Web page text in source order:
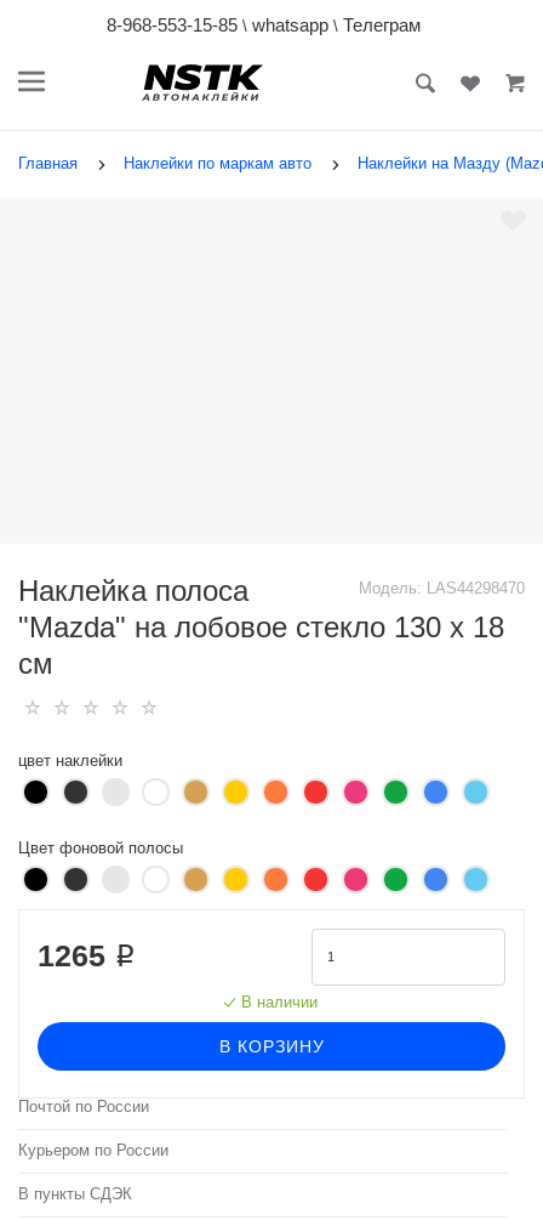
8-968-553-15-85 \ whatsapp\ Телеграм
Главная Наклейки по маркам авто Наклейки на Мазду
Модель: LAS44298470
Наклейка полоса
"Mazda" на лобовое стекло 130 х 18
см
цвет наклейки
Цвет фоновой полосы
1265 ₽
В наличии
В КОРЗИНУ
Почтой по России
Курьером по России
В пункты СДЭК